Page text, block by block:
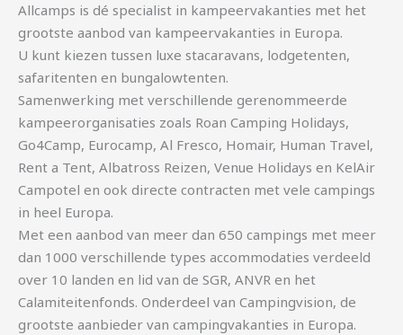
Allcamps is dé specialist in kampeervakanties met het
grootste aanbod van kampeervakanties in Europa.
U kunt kiezen tussen luxe stacaravans, lodgetenten,
safaritenten en bungalowtenten.
Samenwerking met verschillende gerenommeerde
kampeerorganisaties zoals Roan Camping Holidays,
Go4Camp, Eurocamp, Al Fresco, Homair, Human Travel,
Rent a Tent, Albatross Reizen, Venue Holidays en KelAir
Campotel en ook directe contracten met vele campings
in heel Europa.
Met een aanbod van meer dan 650 campings met meer
dan 1000 verschillende types accommodaties verdeeld
over 10 landen en lid van de SGR, ANVR en het
Calamiteitenfonds. Onderdeel van Campingvision, de
grootste aanbieder van campingvakanties in Europa.